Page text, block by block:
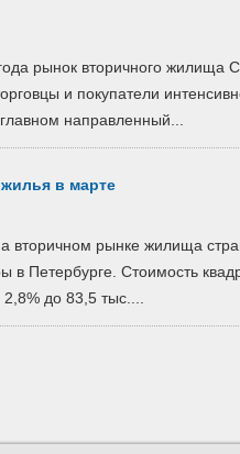
рынок вторичного жилища
и покупатели
направленный...
в марте
вторичном рынке жилища
в Петербурге. Стоимость
до 83,5 тыс....